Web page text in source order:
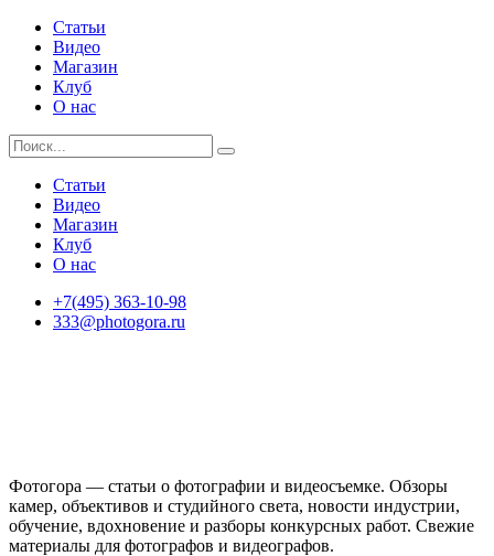
Статьи
Видео
Магазин
Клуб
О нас
Статьи
Видео
Магазин
Клуб
О нас
+7(495) 363-10-98
333@photogora.ru
Фотогора — статьи о фотографии и видеосъемке. Обзоры
камер, объективов и студийного света, новости индустрии,
обучение, вдохновение и разборы конкурсных работ. Свежие
материалы для фотографов и видеографов.